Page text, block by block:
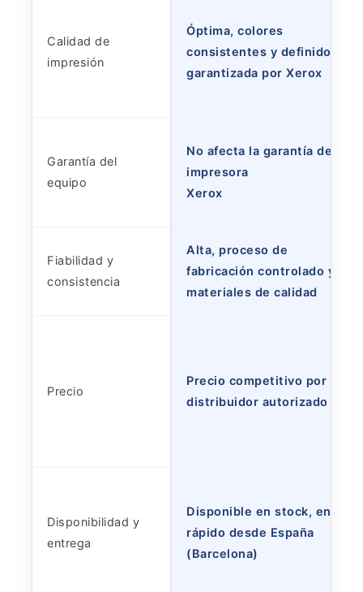
Calidad de
impresión
Óptima, colores
consistentes y definidos,
garantizada por Xerox
Garantía del
equipo
No afecta la garantía de su
impresora
Xerox
Fiabilidad y
consistencia
Alta, proceso de
fabricación controlado y
materiales de calidad
Precio
Precio competitivo por ser
distribuidor autorizado
Disponibilidad y
entrega
Disponible en stock, envío
rápido desde España
(Barcelona)